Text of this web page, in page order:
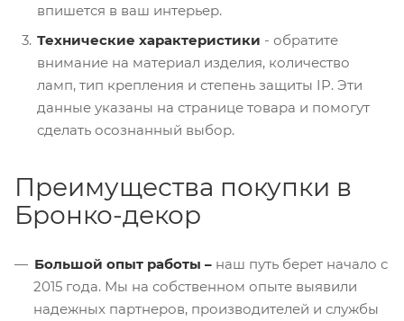
впишется в ваш интерьер.
Технические характеристики - обратите
внимание на материал изделия, количество
ламп, тип крепления и степень защиты IP. Эти
данные указаны на странице товара и помогут
сделать осознанный выбор.
Преимущества покупки в
Бронко-декор
Большой опыт работы – наш путь берет начало с
2015 года. Мы на собственном опыте выявили
надежных партнеров, производителей и службы